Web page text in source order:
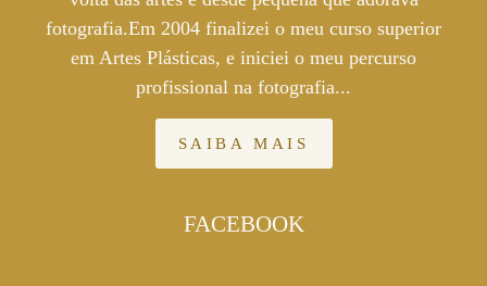
fotografia.Em 2004 finalizei o meu curso superior
em Artes Plásticas, e iniciei o meu percurso
profissional na fotografia...
SAIBA MAIS
FACEBOOK